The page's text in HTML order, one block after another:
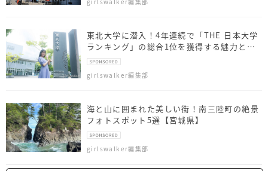
東北大学に潜入！4年連続で「THE 日本大学
ランキング」の総合1位を獲得する魅力と
は？
girlswalker編集部
海と山に囲まれた美しい街！南三陸町の絶景
フォトスポット5選【宮城県】
girlswalker編集部